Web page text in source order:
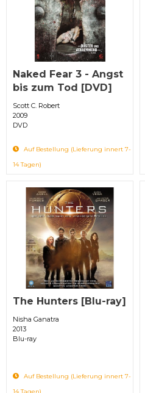
Naked Fear 3 - Angst
bis zum Tod [DVD]
Scott C. Robert
2009
DVD
Auf Bestellung (Lieferung innert 7-
14 Tagen)
The Hunters [Blu-ray]
Nisha Ganatra
2013
Blu-ray
Auf Bestellung (Lieferung innert 7-